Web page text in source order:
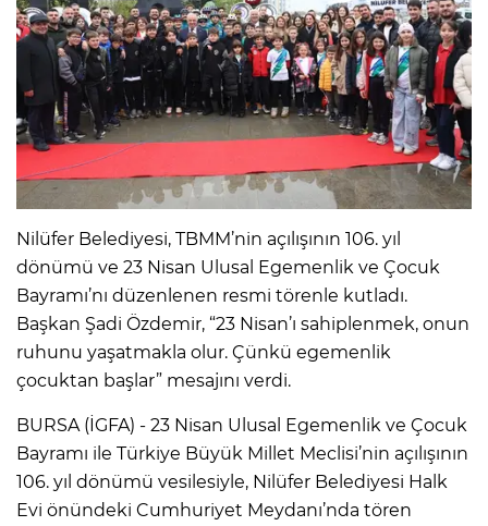
Nilüfer Belediyesi, TBMM’nin açılışının 106. yıl
dönümü ve 23 Nisan Ulusal Egemenlik ve Çocuk
Bayramı’nı düzenlenen resmi törenle kutladı.
Başkan Şadi Özdemir, “23 Nisan’ı sahiplenmek, onun
ruhunu yaşatmakla olur. Çünkü egemenlik
çocuktan başlar” mesajını verdi.
BURSA (İGFA) - 23 Nisan Ulusal Egemenlik ve Çocuk
Bayramı ile Türkiye Büyük Millet Meclisi’nin açılışının
106. yıl dönümü vesilesiyle, Nilüfer Belediyesi Halk
Evi önündeki Cumhuriyet Meydanı’nda tören